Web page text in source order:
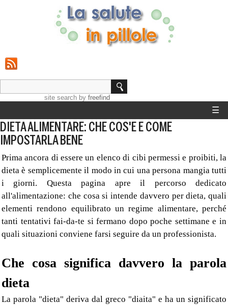
site search by freefind
☰
HOME
STRUMENTI
CALCOLO PESO IDEALE
DIETA ALIMENTARE: CHE COS'E E COME
IMPOSTARLA BENE
Prima ancora di essere un elenco di cibi permessi e proibiti, la
dieta è semplicemente il modo in cui una persona mangia tutti
i giorni. Questa pagina apre il percorso dedicato
all'alimentazione: che cosa si intende davvero per dieta, quali
elementi rendono equilibrato un regime alimentare, perché
tanti tentativi fai-da-te si fermano dopo poche settimane e in
quali situazioni conviene farsi seguire da un professionista.
Che cosa significa davvero la parola
dieta
La parola "dieta" deriva dal greco "diaita" e ha un significato